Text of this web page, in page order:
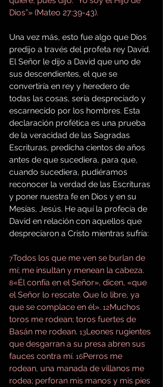
Dios”» (Mateo 27:39-43).
Una vez más, esto fue algo que Dios
predijo a través del profeta rey David.
El Señor le dijo a David que uno de
sus descendientes, el que se
convertiría en rey y heredero de
todas las cosas, sería despreciado y
escarnecido por los hombres. Esta
declaración profética es una prueba
de la veracidad de las Sagradas
Escrituras, predicha cientos de años
antes de que sucediera, para que,
cuando sucediera, pudiéramos
reconocer la verdad de las Escrituras
y poner nuestra fe en Dios y en su
Mesías, Jesús. He aquí la profecía de
David en relación con aquellos que
despreciaron a Cristo mientras sufría:
7Todos los que me ven se burlan de
mí; me insultan y menean la cabeza.
8«Él confía en el Señor», dicen, «que
el Señor lo rescate. Que lo libre, ya
que se complace en él». 12Muchos
toros me rodean; toros fuertes de
Basán me rodean. 13Leones rugientes
que desgarran a su presa abren sus
fauces contra mí. 16Perros me
rodean, una manada de villanos me
rodea; perforan mis manos y mis pies